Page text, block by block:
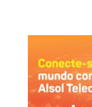
Durante a data
essenciais serão
dirigentes dos órgãos e
providências
pleno funcionamento